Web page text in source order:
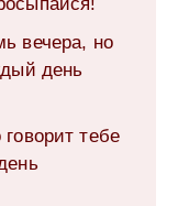
вечера, но
день
тебе